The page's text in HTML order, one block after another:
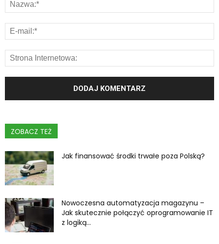
ZOBACZ TEŻ
Jak finansować środki trwałe poza Polską?
Nowoczesna automatyzacja magazynu –
Jak skutecznie połączyć oprogramowanie IT
z logiką...